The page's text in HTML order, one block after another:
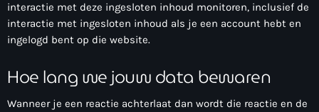
interactie met deze ingesloten inhoud monitoren, inclusief de
interactie met ingesloten inhoud als je een account hebt en
ingelogd bent op die website.
Hoe lang we jouw data bewaren
Wanneer je een reactie achterlaat dan wordt die reactie en de